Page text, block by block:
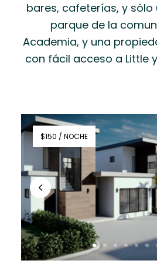
bares, cafeterías, y sólo
parque de la
Academia, y una
con fácil acceso a Little
$150 / NOCHE